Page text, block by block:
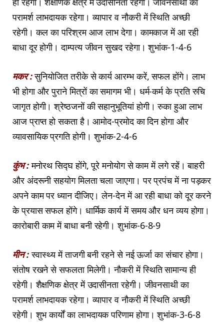
परामर्श लाभदायक रहेगा। व्यापार व नौकरी में स्थिति अच्छी
रहेगी। कल का परिश्रम आज लाभ देगा। कामकाज में आ रही
बाधा दूर होगी। दाम्पत्य जीवन सुखद रहेगा। शुभांक-1-4-6
मकर : सुनियोजित तरीके से कार्य आरम्भ करें, सफल होंगे। लाभ
भी होगा और पुराने मित्रों का समागम भी। धर्म-कर्म के प्रति रुचि
जागृत होगी। श्रेष्ठजनों की सहानुभूतियां होगी। रुका हुआ लाभ
आज प्राप्त हो सकता है। आमोद-प्रमोद का दिन होगा और
व्यावसायिक प्रगति होगी। शुभांक-2-4-6
कुंभ : मनोरथ सिद्घ होंगे, पूरे मनोयोग से काम में लगे रहें। बाहरी
और अंदरूनी सहयोग मिलता चला जाएगा। पर प्रपंच में ना पड़कर
अपने काम पर ध्यान दीजिए। लेन-देन में आ रही बाधा को दूर करने
के प्रयास सफल होंगे। धार्मिक कार्य में समय और धन व्यय होगा।
कारोबारी काम में बाधा बनी रहेगी। शुभांक-6-8-9
मीन :स्वास्थ्य में ताजगी बनी रहने से नई ऊर्जा का संचार होगा।
संतोष रखने से सफलता मिलेगी। नौकरी में स्थिति सामान्य ही
रहेगी। शैक्षणिक क्षेत्र में उदासीनता रहेगी। जीवनसाथी का
परामर्श लाभदायक रहेगा। व्यापार व नौकरी में स्थिति अच्छी
रहेगी। शुभ कार्यों का लाभदायक परिणाम होगा। शुभांक-3-6-8